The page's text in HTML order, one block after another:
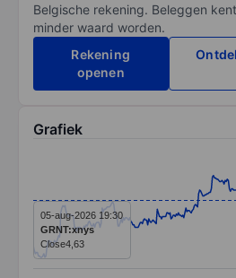
Belgische rekening. Beleggen
minder waard worden.
Rekening
openen
Grafiek
Line chart with 298 data
The chart has 1 X axis
The chart has 1 Y axis
05-aug-2026 19:30
GRNT:xnys
Close4,63